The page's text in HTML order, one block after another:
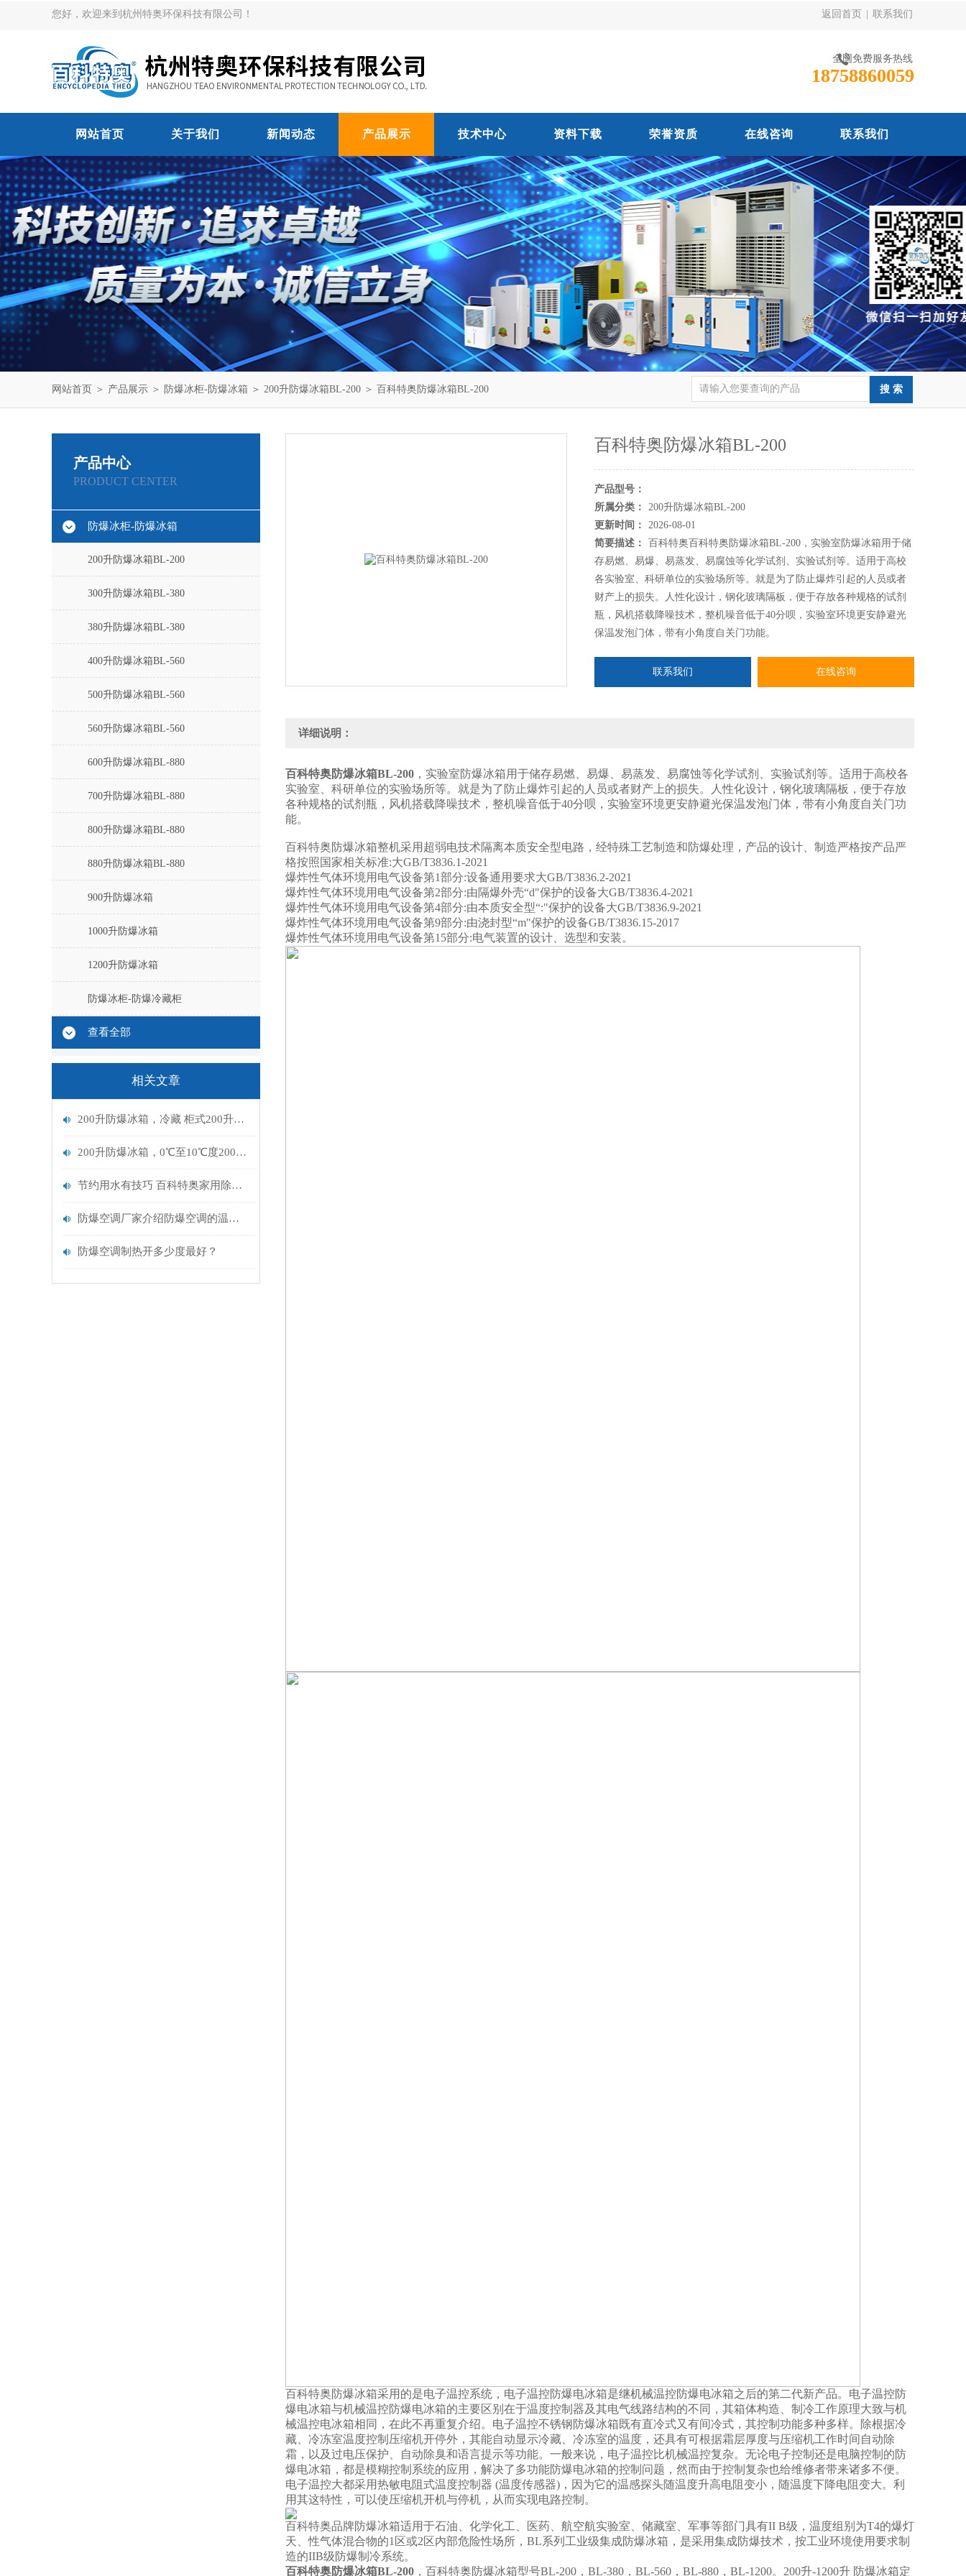
您好，欢迎来到杭州特奥环保科技有限公司！ 返回首页 联系我们
全国免费服务热线
18758860059
网站首页 关于我们 新闻动态 产品展示 技术中心 资料下载 荣誉资质 在线咨询 联系我们
网站首页 ＞ 产品展示 ＞ 防爆冰柜-防爆冰箱 ＞ 200升防爆冰箱BL-200 ＞ 百科特奥防爆冰箱BL-200
产品中心
PRODUCT CENTER
防爆冰柜-防爆冰箱
200升防爆冰箱BL-200
300升防爆冰箱BL-380
380升防爆冰箱BL-380
400升防爆冰箱BL-560
500升防爆冰箱BL-560
560升防爆冰箱BL-560
600升防爆冰箱BL-880
700升防爆冰箱BL-880
800升防爆冰箱BL-880
880升防爆冰箱BL-880
900升防爆冰箱
1000升防爆冰箱
1200升防爆冰箱
防爆冰柜-防爆冷藏柜
查看全部
相关文章
200升防爆冰箱，冷藏 柜式200升防爆冰箱BL-200
200升防爆冰箱，0℃至10℃度200升防爆冰箱BL-200
节约用水有技巧 百科特奥家用除湿机
防爆空调厂家介绍防爆空调的温控开关
防爆空调制热开多少度最好？
百科特奥防爆冰箱BL-200
产品型号：
所属分类：
200升防爆冰箱BL-200
更新时间：
2026-08-01
简要描述：
百科特奥百科特奥防爆冰箱BL-200，实验室防爆冰箱用于储
存易燃、易爆、易蒸发、易腐蚀等化学试剂、实验试剂等。适用于高校
各实验室、科研单位的实验场所等。就是为了防止爆炸引起的人员或者
财产上的损失。人性化设计，钢化玻璃隔板，便于存放各种规格的试剂
瓶，风机搭载降噪技术，整机噪音低于40分呗，实验室环境更安静避光
保温发泡门体，带有小角度自关门功能。
联系我们 在线咨询
详细说明：
百科特奥防爆冰箱BL-200 ，实验室防爆冰箱用于储存易燃、易爆、易蒸发、易腐蚀等化学试剂、实验试剂等。适用于高校各
实验室、科研单位的实验场所等。就是为了防止爆炸引起的人员或者财产上的损失。人性化设计，钢化玻璃隔板，便于存放
各种规格的试剂瓶，风机搭载降噪技术，整机噪音低于40分呗，实验室环境更安静避光保温发泡门体，带有小角度自关门功
能。
百科特奥防爆冰箱整机采用超弱电技术隔离本质安全型电路，经特殊工艺制造和防爆处理，产品的设计、制造严格按产品严
格按照国家相关标准:大GB/T3836.1-2021
爆炸性气体环境用电气设备第1部分:设备通用要求大GB/T3836.2-2021
爆炸性气体环境用电气设备第2部分:由隔爆外壳“d"保护的设备大GB/T3836.4-2021
爆炸性气体环境用电气设备第4部分:由本质安全型“:"保护的设备大GB/T3836.9-2021
爆炸性气体环境用电气设备第9部分:由浇封型“m"保护的设备GB/T3836.15-2017
爆炸性气体环境用电气设备第15部分:电气装置的设计、选型和安装。
百科特奥防爆冰箱采用的是电子温控系统，电子温控防爆电冰箱是继机械温控防爆电冰箱之后的第二代新产品。电子温控防
爆电冰箱与机械温控防爆电冰箱的主要区别在于温度控制器及其电气线路结构的不同，其箱体构造、制冷工作原理大致与机
械温控电冰箱相同，在此不再重复介绍。电子温控不锈钢防爆冰箱既有直冷式又有间冷式，其控制功能多种多样。除根据冷
藏、冷冻室温度控制压缩机开停外，其能自动显示冷藏、冷冻室的温度，还具有可根据霜层厚度与压缩机工作时间自动除
霜，以及过电压保护、自动除臭和语言提示等功能。一般来说，电子温控比机械温控复杂。无论电子控制还是电脑控制的防
爆电冰箱，都是模糊控制系统的应用，解决了多功能防爆电冰箱的控制问题，然而由于控制复杂也给维修者带来诸多不便。
电子温控大都采用热敏电阻式温度控制器 (温度传感器)，因为它的温感探头随温度升高电阻变小，随温度下降电阻变大。利
用其这特性，可以使压缩机开机与停机，从而实现电路控制。
百科特奥品牌防爆冰箱适用于石油、化学化工、医药、航空航实验室、储藏室、军事等部门具有II B级，温度组别为T4的爆灯
天、性气体混合物的1区或2区内部危险性场所，BL系列工业级集成防爆冰箱，是采用集成防爆技术，按工业环境使用要求制
造的IIB级防爆制冷系统。
百科特奥防爆冰箱BL-200 ，百科特奥防爆冰箱型号BL-200，BL-380，BL-560，BL-880，BL-1200。200升-1200升 防爆冰箱定